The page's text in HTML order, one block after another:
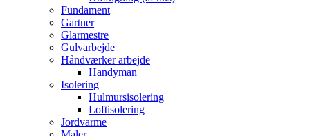
Fundament
Gartner
Glarmestre
Gulvarbejde
Håndværker arbejde
Handyman
Isolering
Hulmursisolering
Loftisolering
Jordvarme